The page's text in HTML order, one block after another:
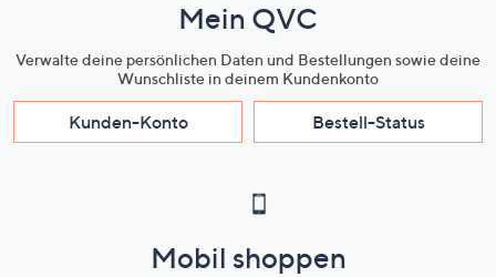
Mein QVC
Verwalte deine persönlichen Daten und Bestellungen sowie deine
Wunschliste in deinem Kundenkonto
Kunden-Konto Bestell-Status
Mobil shoppen